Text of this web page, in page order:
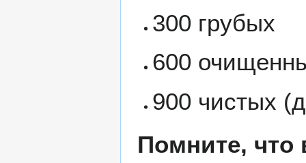
300 грубых
600
900 чистых
Помните, что